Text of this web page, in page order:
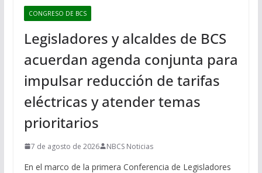
CONGRESO DE BCS
Legisladores y alcaldes de BCS
acuerdan agenda conjunta para
impulsar reducción de tarifas
eléctricas y atender temas
prioritarios
7 de agosto de 2026 NBCS Noticias
En el marco de la primera Conferencia de Legisladores